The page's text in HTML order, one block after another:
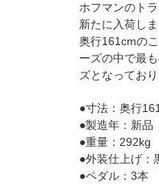
ホフマンのト
新たに入荷しま
奥行161cmの
ーズの中で最
ズとなっており
●寸法：奥行
●製造年：新品
●重量：292kg
●外装仕上げ：
●ペダル：3本